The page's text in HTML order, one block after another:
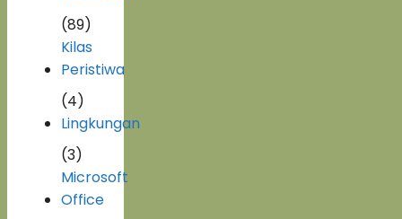
(89)
Kilas
Peristiwa
(4)
Lingkungan
(3)
Microsoft
Office